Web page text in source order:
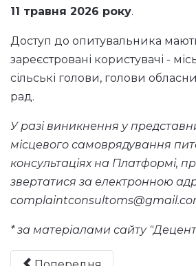
11 травня 2026 року.
Доступ до опитувальника
зареєстровані користувачі -
сільські голови, голови
рад.
У разі виникнення у
місцевого самоврядування
консультаціях на Платформі,
звертатися за електронною
* за матеріалами сайту